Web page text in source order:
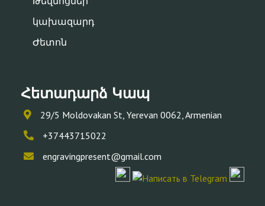
կախազարդ
Ժետոն
Հետադարձ Կապ
29/5 Moldovakan St, Yerevan 0062, Armenian
+37443715022
engravingpresent@gmail.com